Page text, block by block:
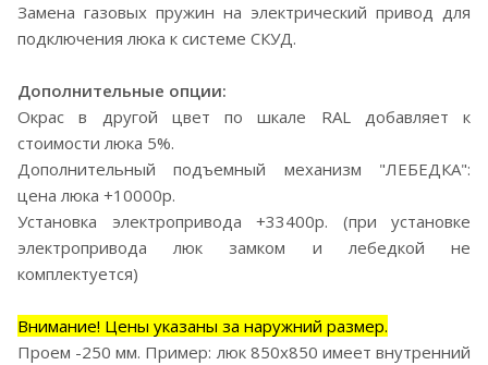
Замена газовых пружин на электрический привод для
подключения люка к системе СКУД.
Дополнительные опции:
Окрас в другой цвет по шкале RAL добавляет к
стоимости люка 5%.
Дополнительный подъемный механизм "ЛЕБЕДКА":
цена люка +10000р.
Установка электропривода +33400р. (при установке
электропривода люк замком и лебедкой не
комплектуется)
Внимание! Цены указаны за наружний размер.
Проем -250 мм. Пример: люк 850х850 имеет внутренний